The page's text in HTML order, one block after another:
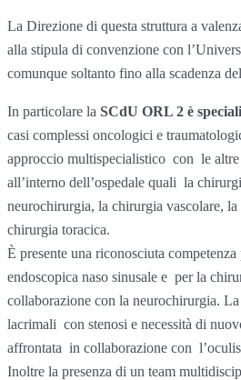
La Direzione di questa struttura a
alla stipula di convenzione con
comunque soltanto fino alla scadenza
In particolare la SCdU ORL 2 è
casi complessi oncologici e
approccio multispecialistico con le altre
all’interno dell’ospedale quali la
neurochirurgia, la chirurgia vascolare, la
chirurgia toracica.
È presente una riconosciuta
endoscopica naso sinusale e per la
collaborazione con la neurochirurgia.
lacrimali con stenosi e necessità di
affrontata in collaborazione con
Inoltre la presenza di un team